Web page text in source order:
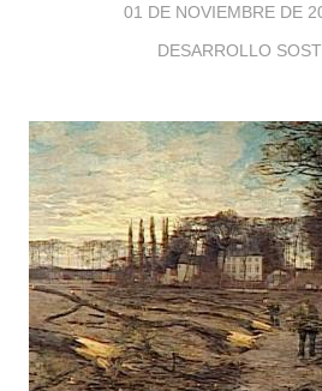
01 DE NOVIEMBRE DE
DESARROLLO